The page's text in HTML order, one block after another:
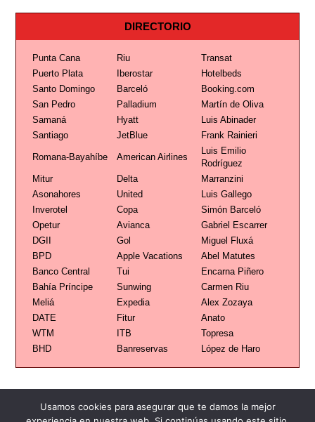
DIRECTORIO
Punta Cana Riu
Transat
Puerto Plata
Iberostar
Hotelbeds
Santo Domingo
Barceló
Booking.com
San Pedro
Palladium
Martín de Oliva
Samaná
Hyatt
Luis Abinader
Santiago
JetBlue Frank Rainieri
Romana-Bayahíbe American Airlines
Luis Emilio
Rodríguez
Mitur
Delta
Marranzini
Asonahores
United
Luis Gallego
Inverotel
Copa
Simón Barceló
Opetur
Avianca
Gabriel Escarrer
DGII
Gol
Miguel Fluxá
BPD
Apple Vacations
Abel Matutes
Banco Central
Tui
Encarna Piñero
Bahía Príncipe
Sunwing
Carmen Riu
Meliá
Expedia
Alex Zozaya
DATE
Fitur
Anato
WTM
ITB
Topresa
BHD
Banreservas López de Haro
Usamos cookies para asegurar que te damos la mejor